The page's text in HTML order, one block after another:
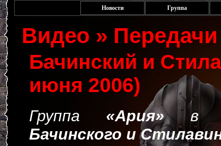
Новости Группа
Видео » Передачи
Бачинский и
июня 2006)
Группа «Ария»в
Бачинского и